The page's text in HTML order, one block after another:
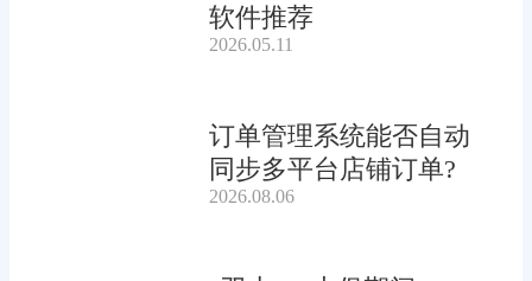
软件推荐
2026.05.11
订单管理系统能否自动
同步多平台店铺订单?
2026.08.06